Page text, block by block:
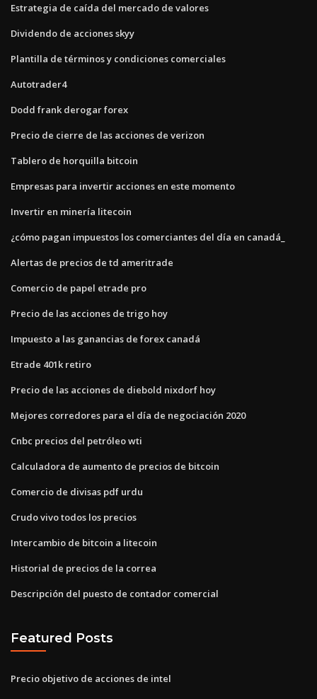
Estrategia de caída del mercado de valores
Dividendo de acciones skyy
Plantilla de términos y condiciones comerciales
Autotrader4
Dodd frank derogar forex
Precio de cierre de las acciones de verizon
Tablero de horquilla bitcoin
Empresas para invertir acciones en este momento
Invertir en minería litecoin
¿cómo pagan impuestos los comerciantes del día en canadá_
Alertas de precios de td ameritrade
Comercio de papel etrade pro
Precio de las acciones de trigo hoy
Impuesto a las ganancias de forex canadá
Etrade 401k retiro
Precio de las acciones de diebold nixdorf hoy
Mejores corredores para el día de negociación 2020
Cnbc precios del petróleo wti
Calculadora de aumento de precios de bitcoin
Comercio de divisas pdf urdu
Crudo vivo todos los precios
Intercambio de bitcoin a litecoin
Historial de precios de la correa
Descripción del puesto de contador comercial
Featured Posts
Precio objetivo de acciones de intel